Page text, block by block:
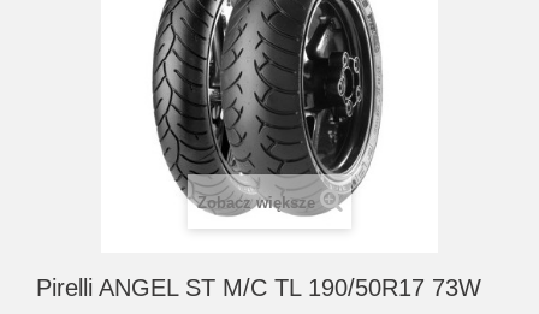
Zobacz większe
Pirelli ANGEL ST M/C TL 190/50R17 73W